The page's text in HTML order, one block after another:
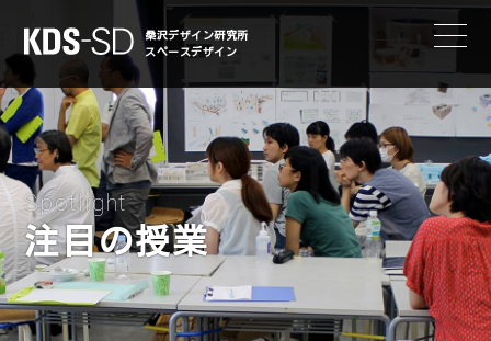
KDS-SD
桑沢デザイン研究所
スペースデザイン
Spotlight
注目の授業